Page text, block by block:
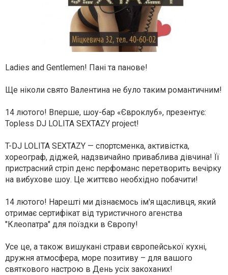
Ladies and Gentlemen! Пані та панове!
Ще ніколи свято Валентина не було таким романтичним!
14 лютого! Вперше, шоу-бар «Євроклуб», презентує:
Topless DJ LOLITA SEXTAZY project!
T-DJ LOLITA SEXTAZY — спортсменка, активістка,
хореограф, діджей, надзвичайно приваблива дівчина! Її
пристрасний стріп денс перфоманс перетворить вечірку
на вибухове шоу. Це життєво необхідно побачити!
14 лютого! Нарешті ми дізнаємось ім'я щасливця, який
отримає сертифікат від туристичного агенства
"Клеопатра" для поїздки в Європу!
Усе це, а також вишукані страви європейської кухні,
дружня атмосфера, море позитиву – для вашого
святкового настрою в День усіх закоханих!